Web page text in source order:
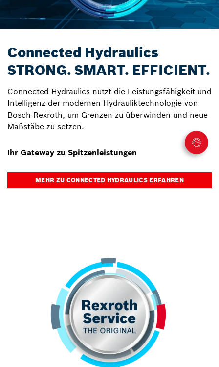
Connected Hydraulics
STRONG. SMART. EFFICIENT.
Connected Hydraulics nutzt die Leistungsfähigkeit und
Intelligenz der modernen Hydrauliktechnologie von
Bosch Rexroth, um Grenzen zu überwinden und neue
Maßstäbe zu setzen.
Ihr Gateway zu Spitzenleistungen
MEHR ZU CONNECTED HYDRAULICS ERFAHREN